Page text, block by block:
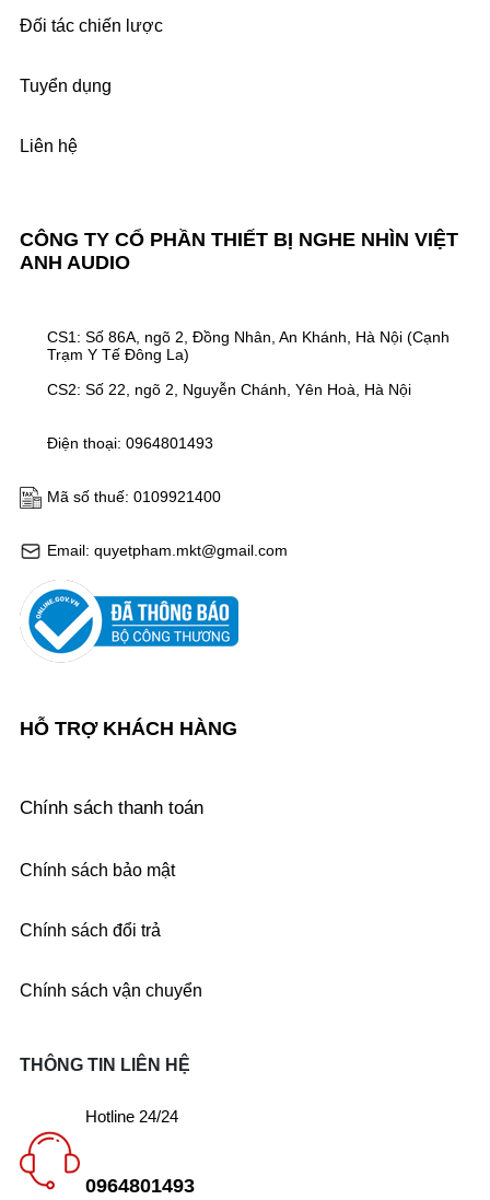
CÔNG TY CỔ PHẦN THIẾT BỊ NGHE NHÌN VIỆT
ANH AUDIO
Email: quyetpham.mkt@gmail.com
Mã số thuế: 0109921400
Điện thoại: 0964801493
CS1: Số 86A, ngõ 2, Đồng Nhân, An Khánh, Hà Nội (Cạnh
Trạm Y Tế Đông La)
CS2: Số 22, ngõ 2, Nguyễn Chánh, Yên Hoà, Hà Nội
Đối tác chiến lược
Tuyển dụng
Liên hệ
HỖ TRỢ KHÁCH HÀNG
Chính sách thanh toán
Chính sách bảo mật
Chính sách đổi trả
Chính sách vận chuyển
THÔNG TIN LIÊN HỆ
Hotline 24/24
0964801493